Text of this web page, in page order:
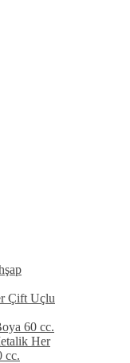
Çift Uçlu
60 cc.
Her
cc.